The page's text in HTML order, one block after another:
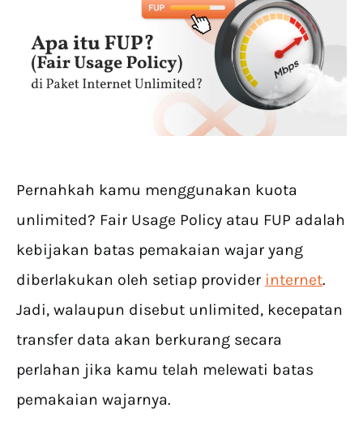
Pernahkah kamu menggunakan kuota
unlimited? Fair Usage Policy atau FUP adalah
kebijakan batas pemakaian wajar yang
diberlakukan oleh setiap provider internet.
Jadi, walaupun disebut unlimited, kecepatan
transfer data akan berkurang secara
perlahan jika kamu telah melewati batas
pemakaian wajarnya.